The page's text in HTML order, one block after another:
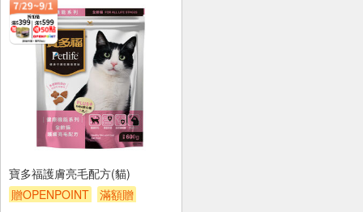
寶多福護膚亮毛配方(貓)
贈OPENPOINT
滿額贈